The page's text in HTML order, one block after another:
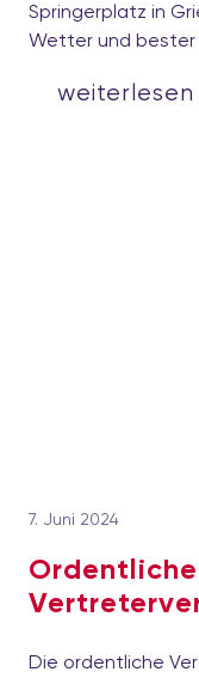
Springerplatz in
Wetter und bester
weiterlesen
7. Juni 2024
Ordentliche
Die ordentliche